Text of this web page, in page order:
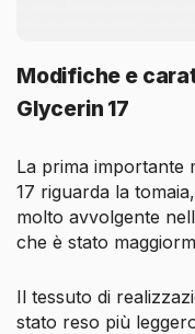
Modifiche e
Glycerin 17
La prima importante
17 riguarda la
molto avvolgente
che è stato
Il tessuto di
stato reso più